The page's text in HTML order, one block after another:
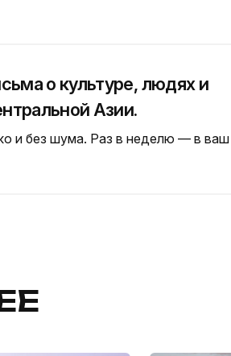
о культуре, людях и
Азии.
и без шума. Раз в неделю — в ваш